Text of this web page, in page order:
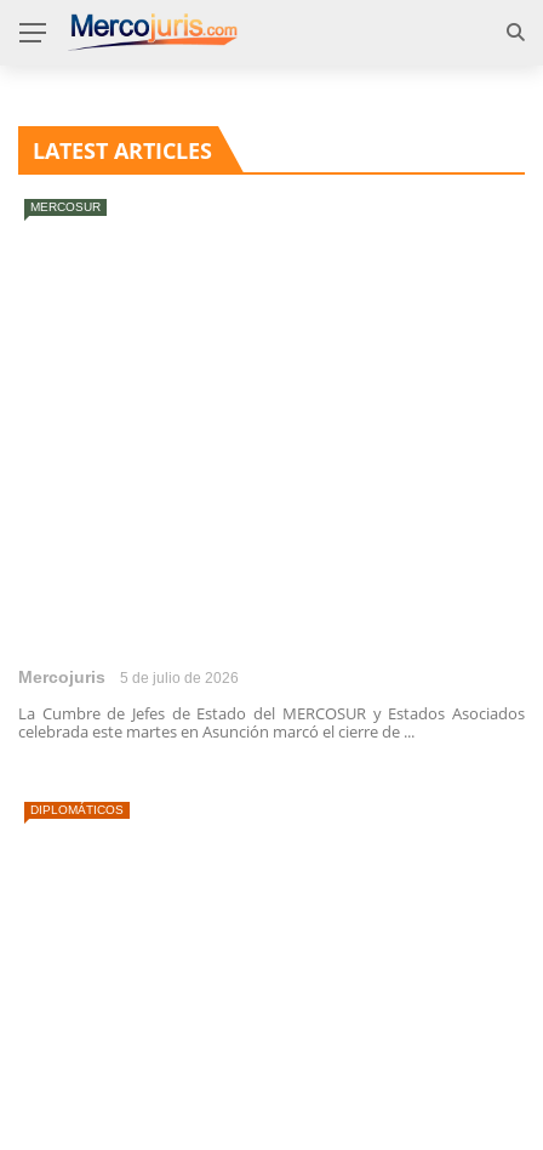
LATEST ARTICLES
MERCOSUR
Mercojuris 5 de julio de 2026
La Cumbre de Jefes de Estado del MERCOSUR y Estados Asociados
celebrada este martes en Asunción marcó el cierre de ...
DIPLOMÁTICOS